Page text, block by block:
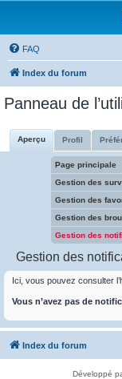
FAQ
Index du forum
Panneau de
Aperçu Profil
Page principale
Gestion des
Gestion des
Gestion des
Gestion des
Gestion des
Ici, vous pouvez consulter
Vous n’avez pas de
Index du forum
Développé